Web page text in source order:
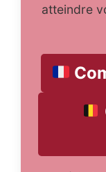
atteindre